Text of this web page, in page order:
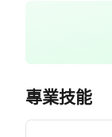
專業技能